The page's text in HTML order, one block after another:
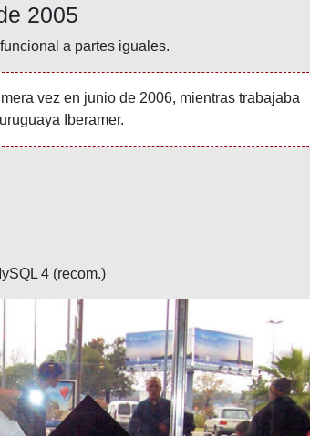
2005
a partes iguales.
vez en junio de 2006, mientras trabajaba
Iberamer.
4 (recom.)